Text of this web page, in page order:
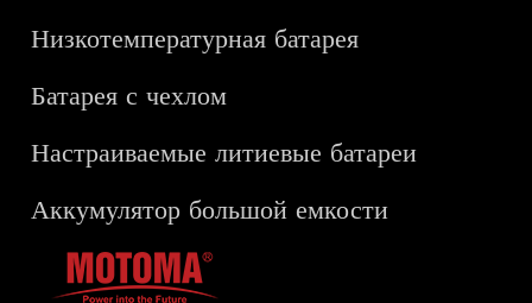
Низкотемпературная батарея
Батарея с чехлом
Настраиваемые литиевые батареи
Аккумулятор большой емкости